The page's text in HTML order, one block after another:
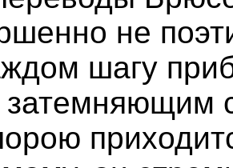
не
шагу
затемняющим